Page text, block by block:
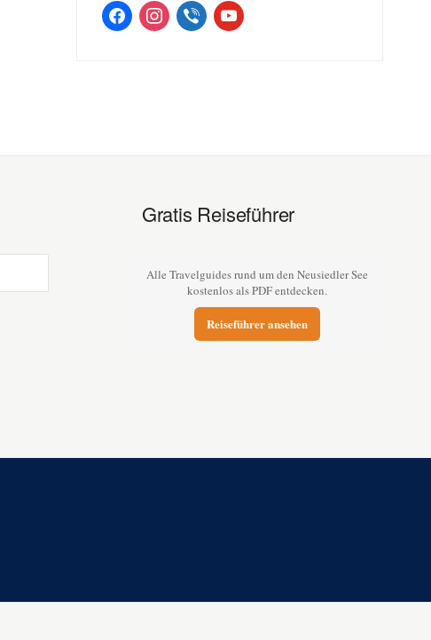
facebookinstagramviber youtube
Gratis Reiseführer
Alle Travelguides rund um den Neusiedler See
kostenlos als PDF entdecken.
Reiseführer ansehen